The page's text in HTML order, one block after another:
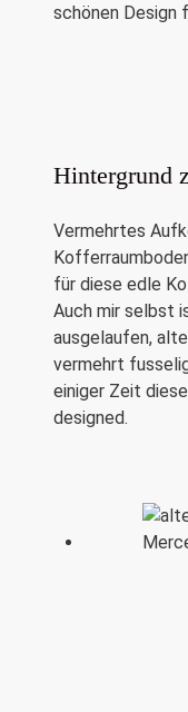
schönen Design
Hintergrund
Vermehrtes
für diese edle
Auch mir selbst
ausgelaufen,
vermehrt
einiger Zeit
designed.